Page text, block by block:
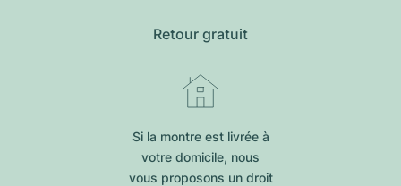
Retour gratuit
Si la montre est livrée à
votre domicile, nous
vous proposons un droit